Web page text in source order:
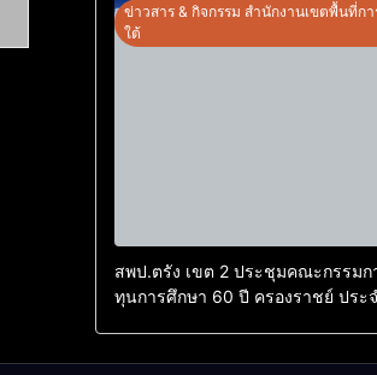
ข่าวสาร & กิจกรรม สำนักงานเขตพื้นที่ก
ใต้
สพป.ตรัง เขต 2 ประชุมคณะกรรมก
ทุนการศึกษา 60 ปี ครองราชย์ ประ